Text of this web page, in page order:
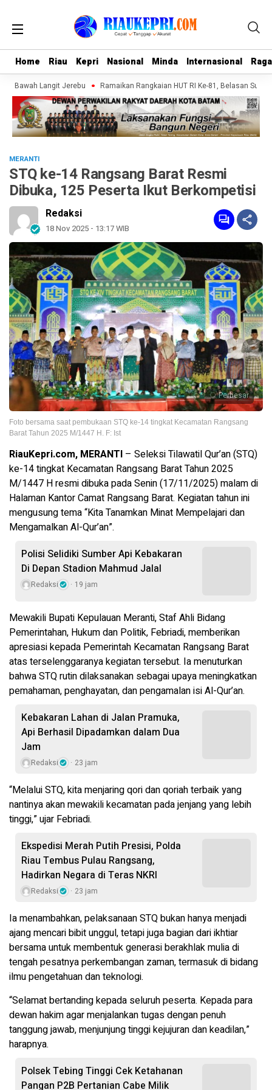
Home Riau Kepri Nasional Minda Internasional
Home Riau Kepri Nasional Minda Internasional
Bawah Langit Jerebu Ramaikan Rangkaian HUT RI Ke-81, Belasan
MERANTI
STQ ke-14 Rangsang Barat Resmi
Dibuka, 125 Peserta Ikut Berkompetisi
Redaksi
18 Nov 2025 - 13:17 WIB
Perbesar
Foto bersama saat pembukaan STQ ke-14 tingkat Kecamatan Rangsang
Barat Tahun 2025 M/1447 H. F: Ist
RiauKepri.com, MERANTI – Seleksi Tilawatil Qur’an (STQ)
ke-14 tingkat Kecamatan Rangsang Barat Tahun 2025
M/1447 H resmi dibuka pada Senin (17/11/2025) malam di
Halaman Kantor Camat Rangsang Barat. Kegiatan tahun ini
mengusung tema “Kita Tanamkan Minat Mempelajari dan
Mengamalkan Al-Qur’an”.
Polisi Selidiki Sumber Api Kebakaran
Di Depan Stadion Mahmud Jalal
Redaksi 19 jam
Mewakili Bupati Kepulauan Meranti, Staf Ahli Bidang
Pemerintahan, Hukum dan Politik, Febriadi, memberikan
apresiasi kepada Pemerintah Kecamatan Rangsang Barat
atas terselenggaranya kegiatan tersebut. Ia menuturkan
bahwa STQ rutin dilaksanakan sebagai upaya meningkatkan
pemahaman, penghayatan, dan pengamalan isi Al-Qur’an.
Kebakaran Lahan di Jalan Pramuka,
Api Berhasil Dipadamkan dalam Dua
Jam
Redaksi 23 jam
“Melalui STQ, kita menjaring qori dan qoriah terbaik yang
nantinya akan mewakili kecamatan pada jenjang yang lebih
tinggi,” ujar Febriadi.
Ekspedisi Merah Putih Presisi, Polda
Riau Tembus Pulau Rangsang,
Hadirkan Negara di Teras NKRI
Redaksi 23 jam
Ia menambahkan, pelaksanaan STQ bukan hanya menjadi
ajang mencari bibit unggul, tetapi juga bagian dari ikhtiar
bersama untuk membentuk generasi berakhlak mulia di
tengah pesatnya perkembangan zaman, termasuk di bidang
ilmu pengetahuan dan teknologi.
“Selamat bertanding kepada seluruh peserta. Kepada para
dewan hakim agar menjalankan tugas dengan penuh
tanggung jawab, menjunjung tinggi kejujuran dan keadilan,”
harapnya.
Polsek Tebing Tinggi Cek Ketahanan
Pangan P2B Pertanian Cabe Milik